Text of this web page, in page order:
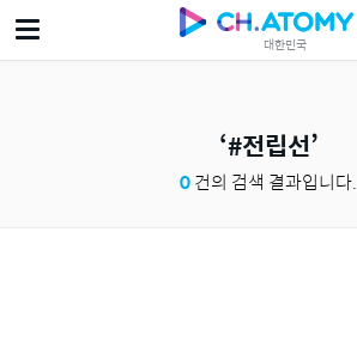
대한민국
#전립선
0건의 검색 결과입니다.